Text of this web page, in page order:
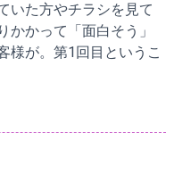
いた方やチラシを見て
かって「面白そう」
様が。第1回目というこ